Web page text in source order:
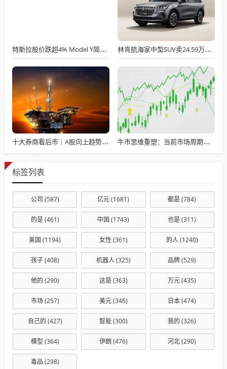
特斯拉股价跌超4% Model Y简配版定价近4万美元 林肯航海家中型SUV卖24.59万，48英寸屏+按摩座椅全系标配
十大券商看后市｜A股向上趋势不改短期或震荡整固 牛市思维重塑：当前市场周期与投资者策略转型
标签列表
公司 (587) 亿元(1681) 都是(784)
的是(461) 中国 (1743) 也是(311)
美国 (1194) 女性 (361) 的人(1240)
孩子(408) 机器人(325) 品牌(529)
他的 (290) 这是(363) 万元(435)
市场(257) 美元(346) 日本(474)
自己的 (427) 智能(300) 我的 (326)
模型 (364) 伊朗 (476) 河北(290)
毒品 (298)